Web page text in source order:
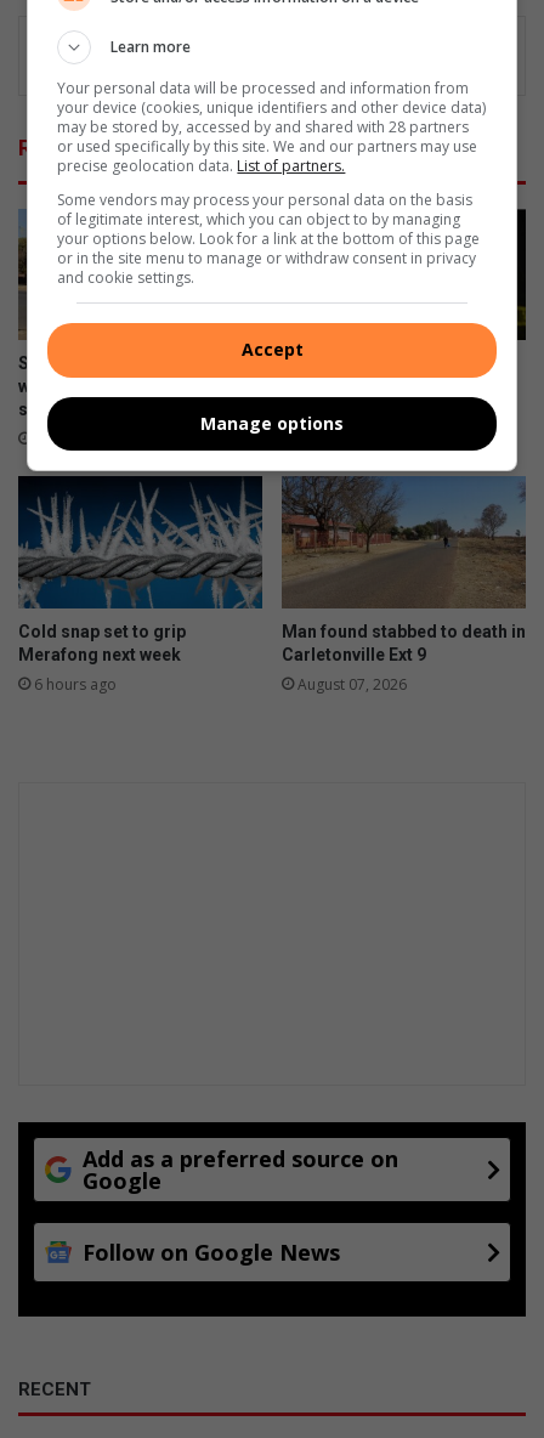
Related Articles
Second voter registration
weekend in Merafong runs
smoothly
4 hours ago
Armed robbers raid East
electronics and cellphones
Cold snap set to grip
Merafong next week
6 hours ago
Man found stabbed to death in
Carletonville Ext 9
August 07, 2026
Add as a preferred source on
Google
Follow on Google News
RECENT
Learn more
Your personal data will be processed and information from
your device (cookies, unique identifiers and other device data)
may be stored by, accessed by and shared with 28 partners
or used specifically by this site. We and our partners may use
precise geolocation data. List of partners.
Some vendors may process your personal data on the basis
of legitimate interest, which you can object to by managing
your options below. Look for a link at the bottom of this page
or in the site menu to manage or withdraw consent in privacy
and cookie settings.
Accept
Manage options